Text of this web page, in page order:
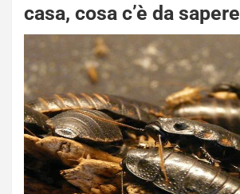
casa, cosa c’è da sapere